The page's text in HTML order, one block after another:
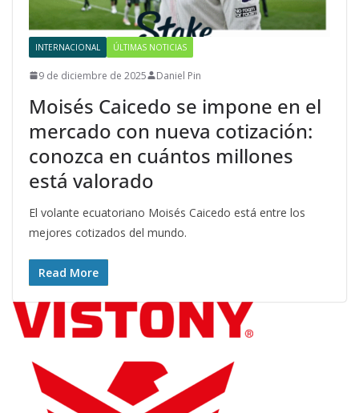
INTERNACIONAL ÚLTIMAS NOTICIAS
9 de diciembre de 2025 Daniel Pin
Moisés Caicedo se impone en el
mercado con nueva cotización:
conozca en cuántos millones
está valorado
El volante ecuatoriano Moisés Caicedo está entre los
mejores cotizados del mundo.
Read More